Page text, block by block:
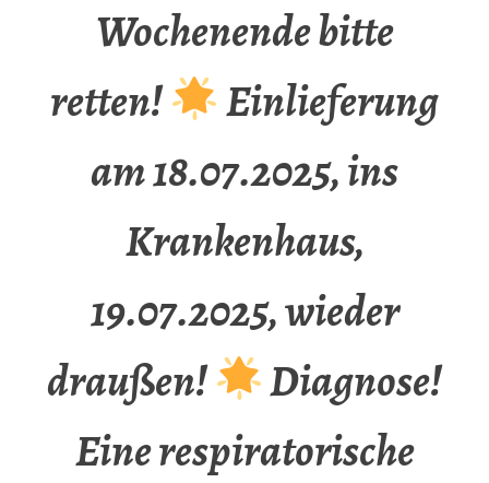
Wochenende bitte
retten!
Einlieferung
am 18.07.2025, ins
Krankenhaus,
19.07.2025, wieder
draußen!
Diagnose!
Eine respiratorische